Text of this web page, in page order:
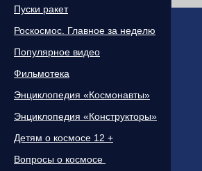
Пуски ракет
Роскосмос. Главное за неделю
Популярное видео
Фильмотека
Энциклопедия «Космонавты»
Энциклопедия «Конструкторы»
Детям о космосе 12 +
Вопросы о космосе